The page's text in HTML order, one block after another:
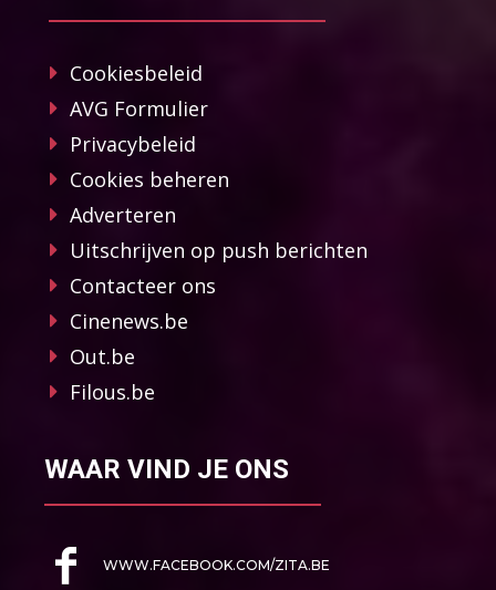
Cookiesbeleid
AVG Formulier
Privacybeleid
Cookies beheren
Adverteren
Uitschrijven op push berichten
Contacteer ons
Cinenews.be
Out.be
Filous.be
WAAR VIND JE ONS
WWW.FACEBOOK.COM/ZITA.BE